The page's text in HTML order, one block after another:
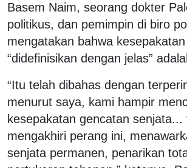
Basem Naim, seorang dokter
politikus, dan pemimpin di biro
mengatakan bahwa
“didefinisikan dengan jelas”
“Itu telah dibahas dengan
menurut saya, kami hampir
kesepakatan gencatan senjata...
mengakhiri perang ini,
senjata permanen, penarikan